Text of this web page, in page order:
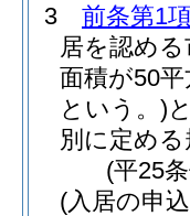
3
前条第1
居を認め
面積が50
という。)
別に定め
(平25
(入居の申